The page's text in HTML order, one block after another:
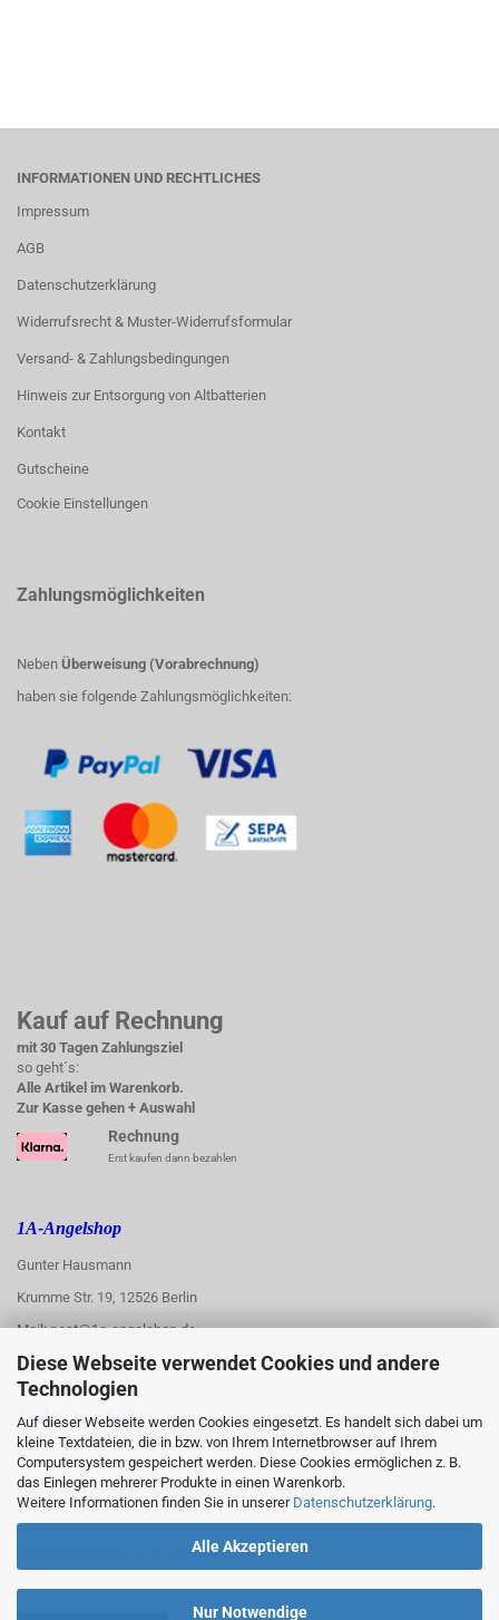
Diese Webseite verwendet Cookies und andere
Technologien
Auf dieser Webseite werden Cookies eingesetzt. Es handelt sich dabei um
kleine Textdateien, die in bzw. von Ihrem Internetbrowser auf Ihrem
Computersystem gespeichert werden. Diese Cookies ermöglichen z. B.
das Einlegen mehrerer Produkte in einen Warenkorb.
Weitere Informationen finden Sie in unserer Datenschutzerklärung.
Alle Akzeptieren
Nur Notwendige
INFORMATIONEN UND RECHTLICHES
Impressum
AGB
Datenschutzerklärung
Widerrufsrecht & Muster-Widerrufsformular
Versand- & Zahlungsbedingungen
Hinweis zur Entsorgung von Altbatterien
Kontakt
Gutscheine
Cookie Einstellungen
Zahlungsmöglichkeiten
Neben Überweisung (Vorabrechnung)
haben sie folgende Zahlungsmöglichkeiten:
Kauf auf Rechnung
mit 30 Tagen Zahlungsziel
so geht´s:
Alle Artikel im Warenkorb.
Zur Kasse gehen + Auswahl
Rechnung
Erst kaufen dann bezahlen
1A-Angelshop
Gunter Hausmann
Krumme Str. 19, 12526 Berlin
Mail: post@1a-angelshop.de
1A-Angelshop-
Ladengeschäft: :
Regattastr. 66
12527 Berlin
Tel.: 030/67890006
Mobil/WhatsApp: 0176 550 90 773